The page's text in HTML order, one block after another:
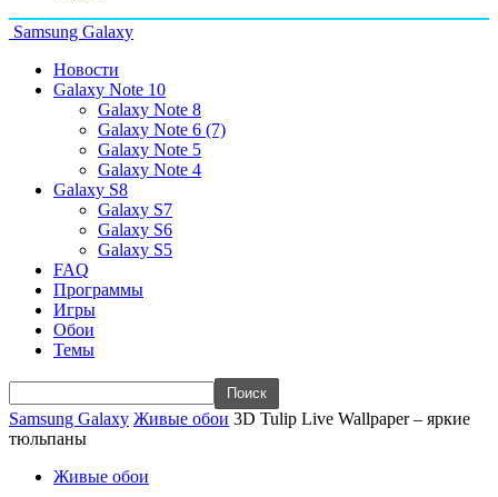
Samsung Galaxy
Новости
Galaxy Note 10
Galaxy Note 8
Galaxy Note 6 (7)
Galaxy Note 5
Galaxy Note 4
Galaxy S8
Galaxy S7
Galaxy S6
Galaxy S5
FAQ
Программы
Игры
Обои
Темы
Samsung Galaxy Живые обои 3D Tulip Live Wallpaper – яркие
тюльпаны
Живые обои